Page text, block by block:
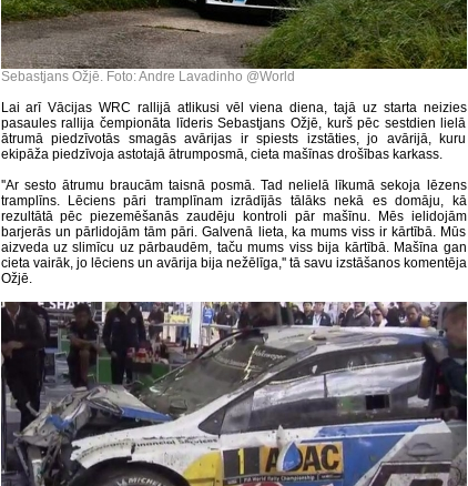
Sebastjans Ožjē. Foto: Andre Lavadinho @World
Lai arī Vācijas WRC rallijā atlikusi vēl viena diena, tajā uz starta neizies
pasaules rallija čempionāta līderis Sebastjans Ožjē, kurš pēc sestdien lielā
ātrumā piedzīvotās smagās avārijas ir spiests izstāties, jo avārijā, kuru
ekipāža piedzīvoja astotajā ātrumposmā, cieta mašīnas drošības karkass.
''Ar sesto ātrumu braucām taisnā posmā. Tad nelielā līkumā sekoja lēzens
tramplīns. Lēciens pāri tramplīnam izrādījās tālāks nekā es domāju, kā
rezultātā pēc piezemēšanās zaudēju kontroli pār mašīnu. Mēs ielidojām
barjerās un pārlidojām tām pāri. Galvenā lieta, ka mums viss ir kārtībā. Mūs
aizveda uz slimīcu uz pārbaudēm, taču mums viss bija kārtībā. Mašīna gan
cieta vairāk, jo lēciens un avārija bija nežēlīga,'' tā savu izstāšanos komentēja
Ožjē.